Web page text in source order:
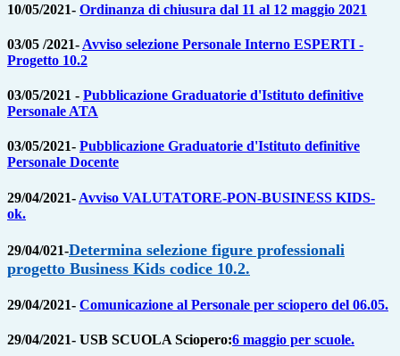
10/05/2021- Ordinanza di chiusura dal 11 al 12 maggio 2021
03/05 /2021- Avviso selezione Personale Interno ESPERTI -
Progetto 10.2
03/05/2021 - Pubblicazione Graduatorie d'Istituto definitive
Personale ATA
03/05/2021- Pubblicazione Graduatorie d'Istituto definitive
Personale Docente
29/04/2021- Avviso VALUTATORE-PON-BUSINESS KIDS-
ok.
29/04/021-Determina selezione figure professionali
progetto Business Kids codice 10.2.
29/04/2021- Comunicazione al Personale per sciopero del 06.05.
29/04/2021- USB SCUOLA Sciopero:6 maggio per scuole.